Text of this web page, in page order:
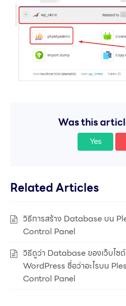
Was this
Yes
Related Articles
วิธีการสร้าง Database บน
Control Panel
วิธีดูว่า Database ของเว็บไซต์
WordPress ชื่อว่าอะไรบน
Control Panel